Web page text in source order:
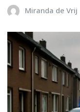
Miranda de Vrij